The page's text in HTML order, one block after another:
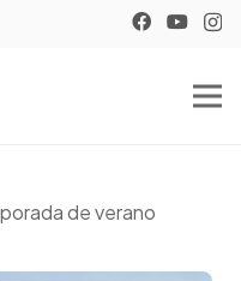
de verano